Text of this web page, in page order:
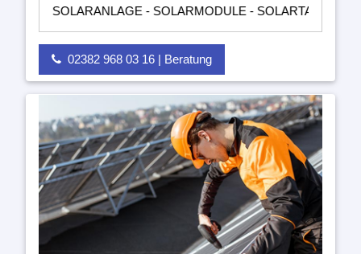
- SOLARMODULE - SOLARTASCHEN -
02382 968 03 16 | Beratung